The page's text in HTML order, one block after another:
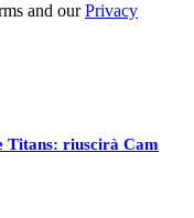
and ourPrivacy
Titans: riuscirà Cam